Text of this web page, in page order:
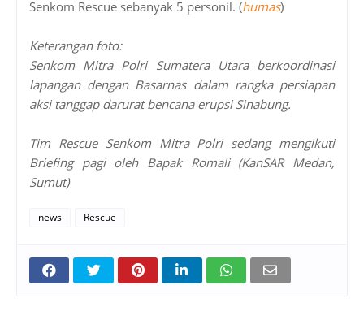
Senkom Rescue sebanyak 5 personil. (humas)
Keterangan foto:
Senkom Mitra Polri Sumatera Utara berkoordinasi
lapangan dengan Basarnas dalam rangka persiapan
aksi tanggap darurat bencana erupsi Sinabung.
Tim Rescue Senkom Mitra Polri sedang mengikuti
Briefing pagi oleh Bapak Romali (KanSAR Medan,
Sumut)
news Rescue